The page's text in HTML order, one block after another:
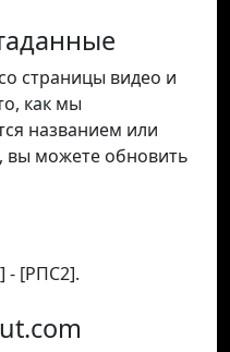
страницы видео и
как мы
названием или
вы можете обновить
- [РПС2].